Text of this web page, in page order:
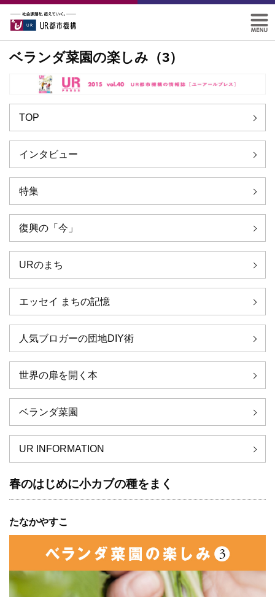
ベランダ菜園の楽しみ（3）
TOP
インタビュー
特集
復興の「今」
URのまち
エッセイ まちの記憶
人気ブロガーの団地DIY術
世界の扉を開く本
ベランダ菜園
UR INFORMATION
春のはじめに小カブの種をまく
たなかやすこ